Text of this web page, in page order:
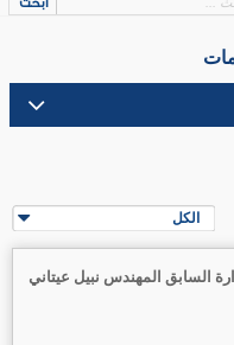
الكل
السابق المهندس نبيل عيتاني